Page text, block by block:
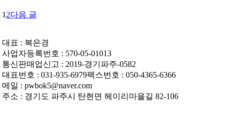
1 2다음 글
대표 : 복은경
사업자등록번호 : 570-05-01013
통신판매업신고 : 2019-경기파주-0582
대표번호 : 031-935-6979팩스번호 : 050-4365-6366
메일 : pwbok5@naver.com
주소 : 경기도 파주시 탄현면 헤이리마을길 82-106